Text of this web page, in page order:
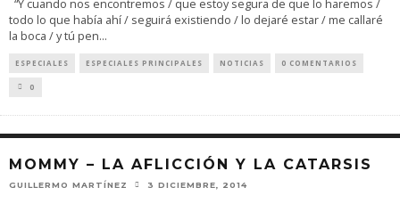
“Y cuando nos encontremos / que estoy segura de que lo haremos /
todo lo que había ahí / seguirá existiendo / lo dejaré estar / me callaré
la boca / y tú pen...
ESPECIALES ESPECIALES PRINCIPALES NOTICIAS 0 COMENTARIOS
0
MOMMY – LA AFLICCIÓN Y LA CATARSIS
GUILLERMO MARTÍNEZ 3 DICIEMBRE, 2014